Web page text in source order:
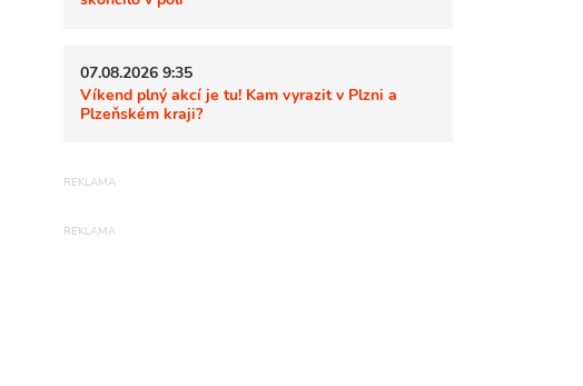
07.08.2026 9:35
Víkend plný akcí je tu! Kam vyrazit v Plzni a
Plzeňském kraji?